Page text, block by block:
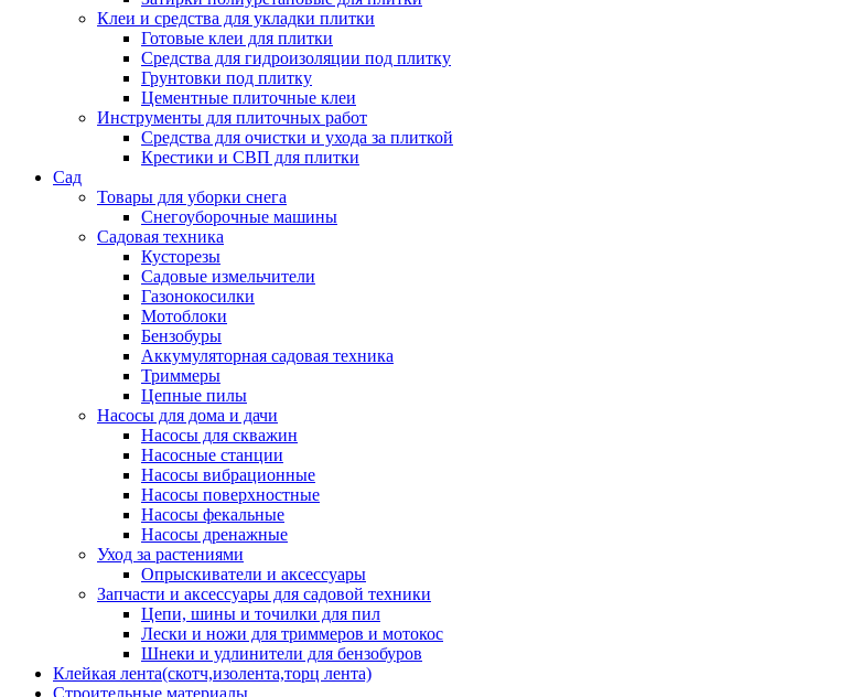
Клеи и средства для укладки плитки
Готовые клеи для плитки
Средства для гидроизоляции под плитку
Грунтовки под плитку
Цементные плиточные клеи
Инструменты для плиточных работ
Средства для очистки и ухода за плиткой
Крестики и СВП для плитки
Сад
Товары для уборки снега
Снегоуборочные машины
Садовая техника
Кусторезы
Садовые измельчители
Газонокосилки
Мотоблоки
Бензобуры
Аккумуляторная садовая техника
Триммеры
Цепные пилы
Насосы для дома и дачи
Насосы для скважин
Насосные станции
Насосы вибрационные
Насосы поверхностные
Насосы фекальные
Насосы дренажные
Уход за растениями
Опрыскиватели и аксессуары
Запчасти и аксессуары для садовой техники
Цепи, шины и точилки для пил
Лески и ножи для триммеров и мотокос
Шнеки и удлинители для бензобуров
Клейкая лента(скотч,изолента,торц лента)
Строительные материалы